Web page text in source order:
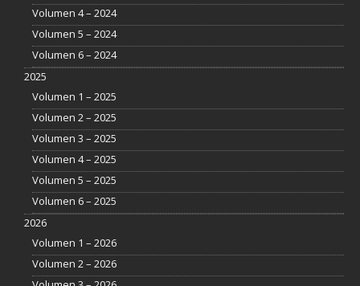
Volumen 4 – 2024
Volumen 5 – 2024
Volumen 6 – 2024
2025
Volumen 1 – 2025
Volumen 2 – 2025
Volumen 3 – 2025
Volumen 4 – 2025
Volumen 5 – 2025
Volumen 6 – 2025
2026
Volumen 1 – 2026
Volumen 2 – 2026